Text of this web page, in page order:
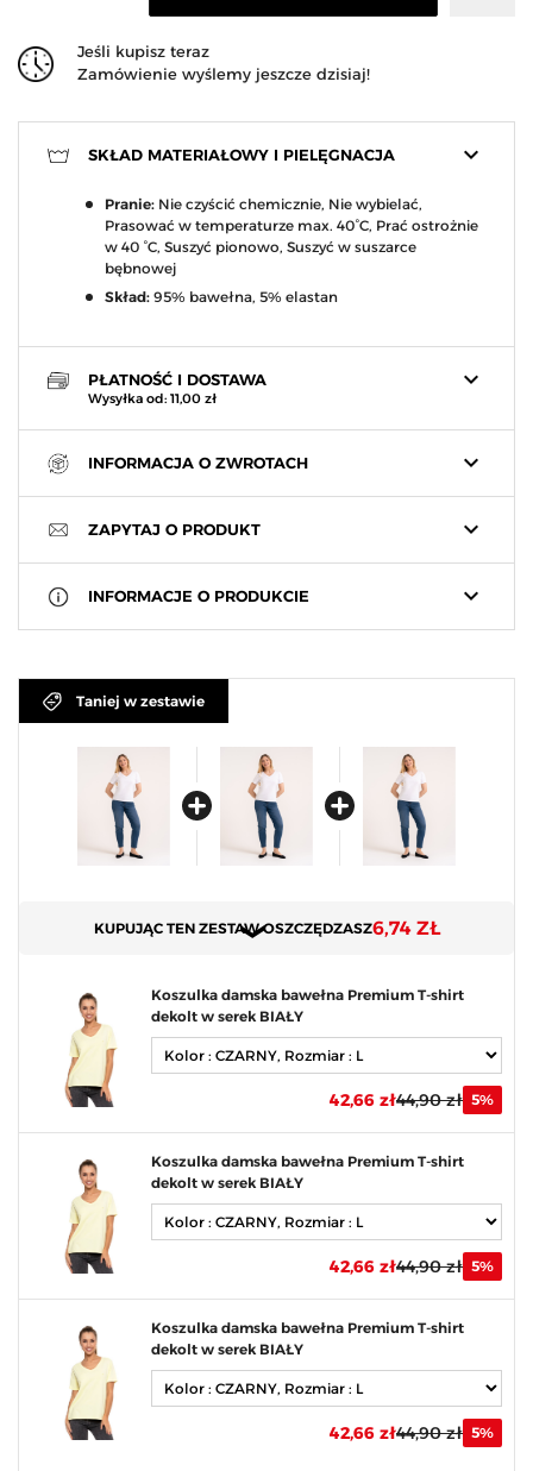
Jeśli kupisz teraz
Zamówienie wyślemy jeszcze dzisiaj!
keyboard_arrow_down
SKŁAD MATERIAŁOWY I PIELĘGNACJA
Pranie: Nie czyścić chemicznie, Nie wybielać,
Prasować w temperaturze max. 40°C, Prać ostrożnie
w 40 °C, Suszyć pionowo, Suszyć w suszarce
bębnowej
Skład: 95% bawełna, 5% elastan
keyboard_arrow_down
PŁATNOŚĆ I DOSTAWA
Wysyłka od: 11,00 zł
keyboard_arrow_down
INFORMACJA O ZWROTACH
keyboard_arrow_down
ZAPYTAJ O PRODUKT
keyboard_arrow_down
INFORMACJE O PRODUKCIE
Taniej w zestawie
KUPUJĄC TEN ZESTAW OSZCZĘDZASZ6,74 ZŁ
Koszulka damska bawełna Premium T-shirt
dekolt w serek BIAŁY
42,66 zł44,90 zł 5%
Koszulka damska bawełna Premium T-shirt
dekolt w serek BIAŁY
42,66 zł44,90 zł 5%
Koszulka damska bawełna Premium T-shirt
dekolt w serek BIAŁY
42,66 zł44,90 zł 5%